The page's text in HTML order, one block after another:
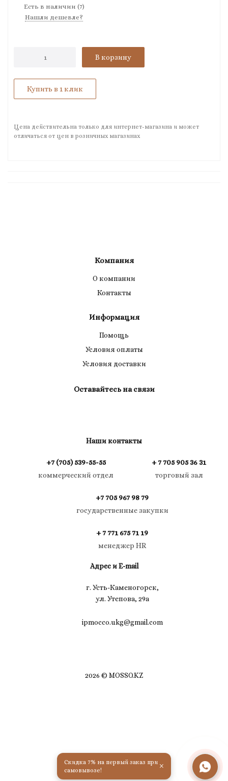
Скидка 7% на первый заказ при
самовывозе!
×
Есть в наличии (7)
Нашли дешевле?
В корзину
Купить в 1 клик
Цена действительна только для интернет-магазина и может
отличаться от цен в розничных магазинах
Компания
О компании
Контакты
Информация
Помощь
Условия оплаты
Условия доставки
Оставайтесь на связи
Наши контакты
+7 (705) 539-55-55
коммерческий отдел
+ 7 705 905 36 31
торговый зал
+7 705 967 98 79
государственные закупки
+ 7 771 675 71 19
менеджер HR
Адрес и E-mail
г. Усть-Каменогорск,
ул. Утепова, 29а
ipmocco.ukg@gmail.com
2026 © MOSSO.KZ